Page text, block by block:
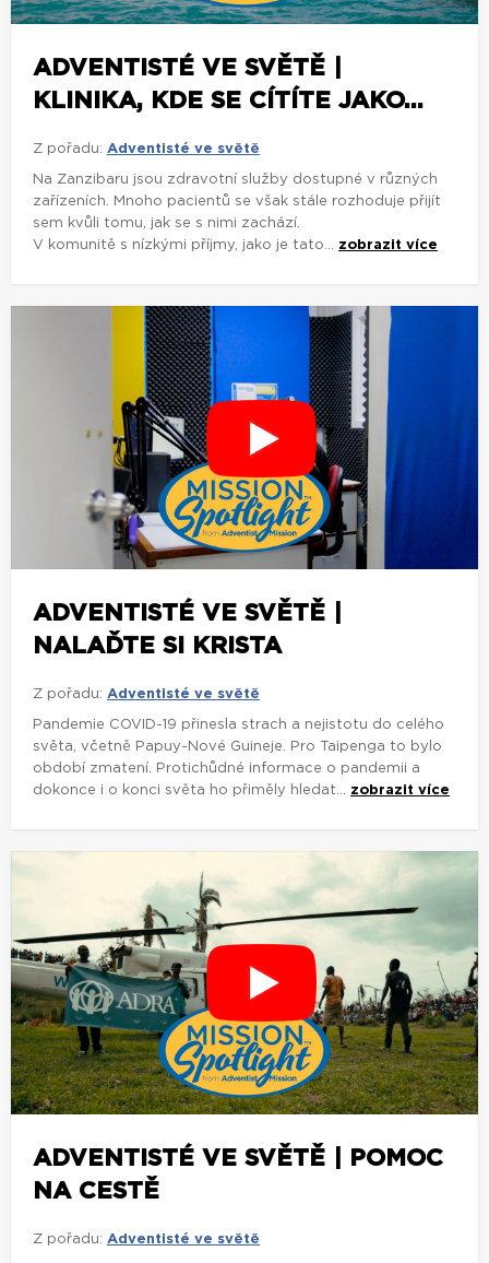
ADVENTISTÉ VE SVĚTĚ |
KLINIKA, KDE SE CÍTÍTE JAKO...
Z pořadu: Adventisté ve světě
Na Zanzibaru jsou zdravotní služby dostupné v různých
zařízeních. Mnoho pacientů se však stále rozhoduje přijít
sem kvůli tomu, jak se s nimi zachází.
V komunitě s nízkými příjmy, jako je tato... zobrazit více
ADVENTISTÉ VE SVĚTĚ |
NALAĎTE SI KRISTA
Z pořadu: Adventisté ve světě
Pandemie COVID-19 přinesla strach a nejistotu do celého
světa, včetně Papuy-Nové Guineje. Pro Taipenga to bylo
období zmatení. Protichůdné informace o pandemii a
dokonce i o konci světa ho přiměly hledat... zobrazit více
ADVENTISTÉ VE SVĚTĚ | POMOC
NA CESTĚ
Z pořadu: Adventisté ve světě